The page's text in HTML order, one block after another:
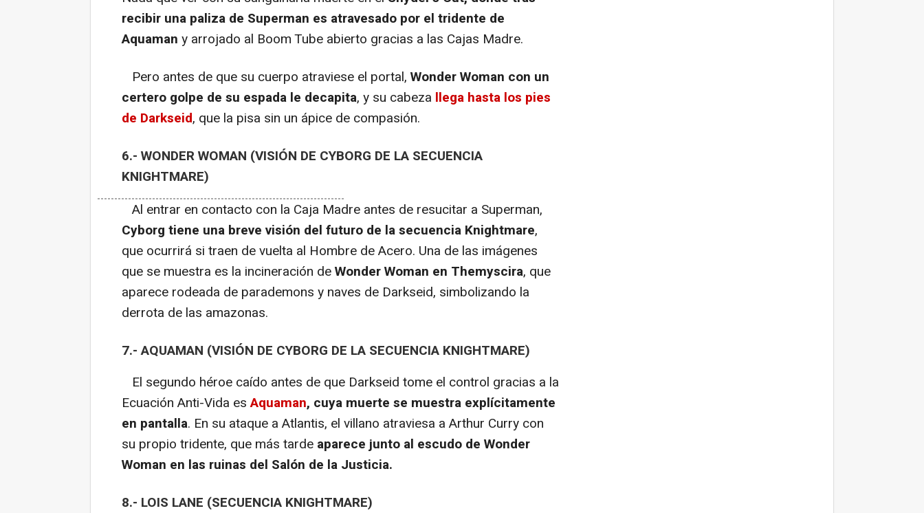
recibir una paliza de Superman es atravesado por el tridente de
Aquaman y arrojado al Boom Tube abierto gracias a las Cajas Madre.
Pero antes de que su cuerpo atraviese el portal, Wonder Woman con un
certero golpe de su espada le decapita, y su cabeza llega hasta los pies
de Darkseid, que la pisa sin un ápice de compasión.
6.- WONDER WOMAN (VISIÓN DE CYBORG DE LA SECUENCIA
KNIGHTMARE)
Al entrar en contacto con la Caja Madre antes de resucitar a Superman,
Cyborg tiene una breve visión del futuro de la secuencia Knightmare,
que ocurrirá si traen de vuelta al Hombre de Acero. Una de las imágenes
que se muestra es la incineración deWonder Woman en Themyscira, que
aparece rodeada de parademons y naves de Darkseid, simbolizando la
derrota de las amazonas.
7.- AQUAMAN (VISIÓN DE CYBORG DE LA SECUENCIA KNIGHTMARE)
El segundo héroe caído antes de que Darkseid tome el control gracias a la
Ecuación Anti-Vida esAquaman, cuya muerte se muestra explícitamente
en pantalla. En su ataque a Atlantis, el villano atraviesa a Arthur Curry con
su propio tridente, que más tarde aparece junto al escudo de Wonder
Woman en las ruinas del Salón de la Justicia.
8.- LOIS LANE (SECUENCIA KNIGHTMARE)